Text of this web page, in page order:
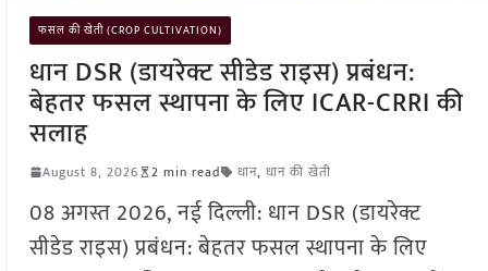
फसल की खेती (CROP CULTIVATION)
धान DSR (डायरेक्ट सीडेड राइस) प्रबंधन:
बेहतर फसल स्थापना के लिए ICAR-CRRI की
सलाह
August 8, 2026 2 min read धान, धान की खेती
08 अगस्त 2026, नई दिल्ली: धान DSR (डायरेक्ट
सीडेड राइस) प्रबंधन: बेहतर फसल स्थापना के लिए